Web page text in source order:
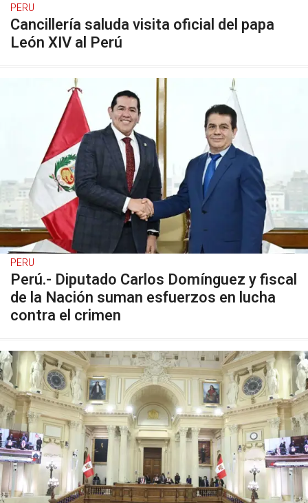
PERU
Cancillería saluda visita oficial del papa
León XIV al Perú
PERU
Perú.- Diputado Carlos Domínguez y fiscal
de la Nación suman esfuerzos en lucha
contra el crimen